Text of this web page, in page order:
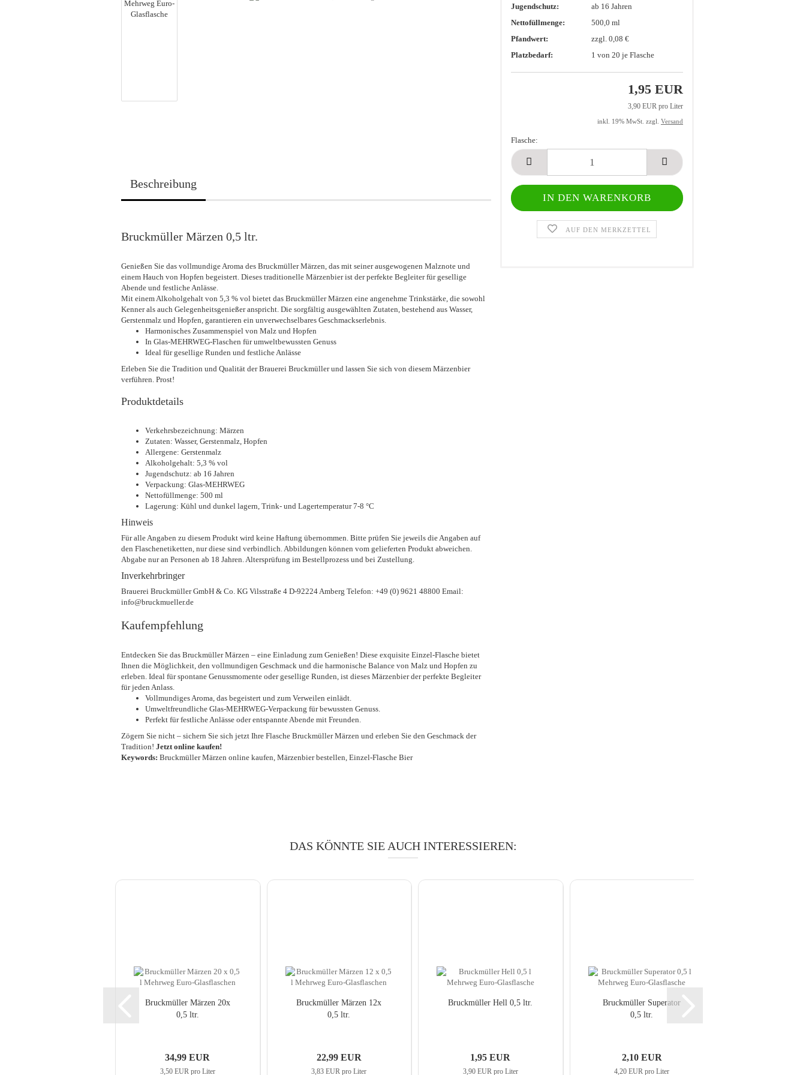
Jugendschutz:
ab 16 Jahren
Nettofüllmenge:
500,0 ml
Pfandwert:
zzgl. 0,08 €
Platzbedarf:
1 von 20 je Flasche
1,95 EUR
3,90 EUR pro Liter
inkl. 19% MwSt. zzgl. Versand
Flasche:
Flasche
AUF DEN MERKZETTEL
Beschreibung
Bruckmüller Märzen 0,5 ltr.
Genießen Sie das vollmundige Aroma des Bruckmüller Märzen, das mit seiner ausgewogenen Malznote und
einem Hauch von Hopfen begeistert. Dieses traditionelle Märzenbier ist der perfekte Begleiter für gesellige
Abende und festliche Anlässe.
Mit einem Alkoholgehalt von 5,3 % vol bietet das Bruckmüller Märzen eine angenehme Trinkstärke, die sowohl
Kenner als auch Gelegenheitsgenießer anspricht. Die sorgfältig ausgewählten Zutaten, bestehend aus Wasser,
Gerstenmalz und Hopfen, garantieren ein unverwechselbares Geschmackserlebnis.
Harmonisches Zusammenspiel von Malz und Hopfen
In Glas-MEHRWEG-Flaschen für umweltbewussten Genuss
Ideal für gesellige Runden und festliche Anlässe
Erleben Sie die Tradition und Qualität der Brauerei Bruckmüller und lassen Sie sich von diesem Märzenbier
verführen. Prost!
Produktdetails
Verkehrsbezeichnung: Märzen
Zutaten: Wasser, Gerstenmalz, Hopfen
Allergene: Gerstenmalz
Alkoholgehalt: 5,3 % vol
Jugendschutz: ab 16 Jahren
Verpackung: Glas-MEHRWEG
Nettofüllmenge: 500 ml
Lagerung: Kühl und dunkel lagern, Trink- und Lagertemperatur 7-8 °C
Hinweis
Für alle Angaben zu diesem Produkt wird keine Haftung übernommen. Bitte prüfen Sie jeweils die Angaben auf
den Flaschenetiketten, nur diese sind verbindlich. Abbildungen können vom gelieferten Produkt abweichen.
Abgabe nur an Personen ab 18 Jahren. Altersprüfung im Bestellprozess und bei Zustellung.
Inverkehrbringer
Brauerei Bruckmüller GmbH & Co. KG Vilsstraße 4 D-92224 Amberg Telefon: +49 (0) 9621 48800 Email:
info@bruckmueller.de
Kaufempfehlung
Entdecken Sie das Bruckmüller Märzen – eine Einladung zum Genießen! Diese exquisite Einzel-Flasche bietet
Ihnen die Möglichkeit, den vollmundigen Geschmack und die harmonische Balance von Malz und Hopfen zu
erleben. Ideal für spontane Genussmomente oder gesellige Runden, ist dieses Märzenbier der perfekte Begleiter
für jeden Anlass.
Vollmundiges Aroma, das begeistert und zum Verweilen einlädt.
Umweltfreundliche Glas-MEHRWEG-Verpackung für bewussten Genuss.
Perfekt für festliche Anlässe oder entspannte Abende mit Freunden.
Zögern Sie nicht – sichern Sie sich jetzt Ihre Flasche Bruckmüller Märzen und erleben Sie den Geschmack der
Tradition! Jetzt online kaufen!
Keywords: Bruckmüller Märzen online kaufen, Märzenbier bestellen, Einzel-Flasche Bier
DAS KÖNNTE SIE AUCH INTERESSIEREN:
Bruck­mül­ler Mär­zen 20x
0,5 ltr.
34,99 EUR
3,50 EUR pro Liter
Bruck­mül­ler Mär­zen 12x
0,5 ltr.
22,99 EUR
3,83 EUR pro Liter
Bruck­mül­ler Hell 0,5 ltr.
1,95 EUR
3,90 EUR pro Liter
Bruck­mül­ler Su­pera­tor
0,5 ltr.
2,10 EUR
4,20 EUR pro Liter